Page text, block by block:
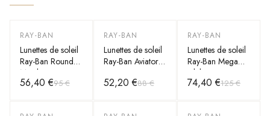
-41%
RAY-BAN
Lunettes de soleil
Ray-Ban Round
Metal RB3447
112/51 Rondes
56,40 €95 €
-40%
RAY-BAN
Lunettes de soleil
Ray-Ban Aviator
55-14 monture
52,20 €88 €
-40%
RAY-BAN
Lunettes de soleil
Ray-Ban Mega
Clubmaster
RB0316S
74,40 €125 €